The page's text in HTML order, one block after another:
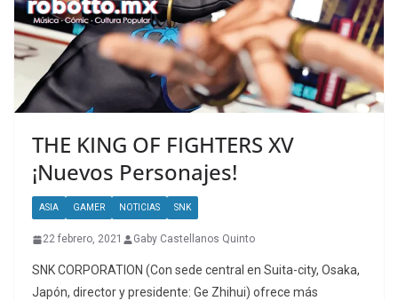
THE KING OF FIGHTERS XV
¡Nuevos Personajes!
ASIA GAMER NOTICIAS SNK
22 febrero, 2021 Gaby Castellanos Quinto
SNK CORPORATION (Con sede central en Suita-city, Osaka,
Japón, director y presidente: Ge Zhihui) ofrece más